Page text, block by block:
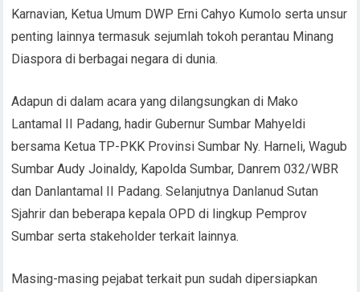
Karnavian, Ketua Umum DWP Erni Cahyo Kumolo serta unsur
penting lainnya termasuk sejumlah tokoh perantau Minang
Diaspora di berbagai negara di dunia.
Adapun di dalam acara yang dilangsungkan di Mako
Lantamal II Padang, hadir Gubernur Sumbar Mahyeldi
bersama Ketua TP-PKK Provinsi Sumbar Ny. Harneli, Wagub
Sumbar Audy Joinaldy, Kapolda Sumbar, Danrem 032/WBR
dan Danlantamal II Padang. Selanjutnya Danlanud Sutan
Sjahrir dan beberapa kepala OPD di lingkup Pemprov
Sumbar serta stakeholder terkait lainnya.
Masing-masing pejabat terkait pun sudah dipersiapkan